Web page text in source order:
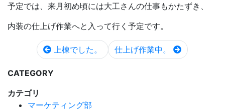
予定では、来月初め頃には大工さんの仕事もかたずき、
内装の仕上げ作業へと入って行く予定です。
上棟でした。 仕上げ作業中。
CATEGORY
カテゴリ
マーケティング部